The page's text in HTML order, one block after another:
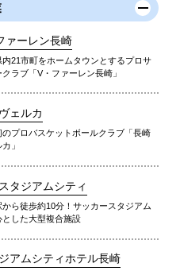
ァーレン長崎
内21市町をホームタウンとするプロサ
クラブ「V・ファーレン長崎」
ェルカ
のプロバスケットボールクラブ「長崎
」
タジアムシティ
から徒歩約10分！サッカースタジアム
とした大型複合施設
アムシティホテル長崎